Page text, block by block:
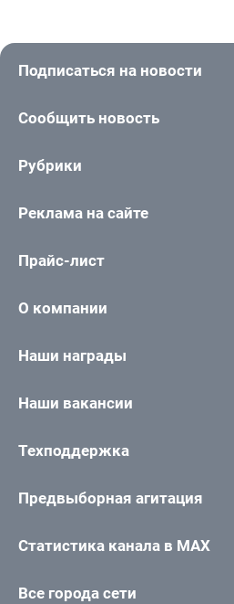
Подписаться на новости
Сообщить новость
Рубрики
Реклама на сайте
Прайс-лист
О компании
Наши награды
Наши вакансии
Техподдержка
Предвыборная агитация
Статистика канала в MAX
Все города сети